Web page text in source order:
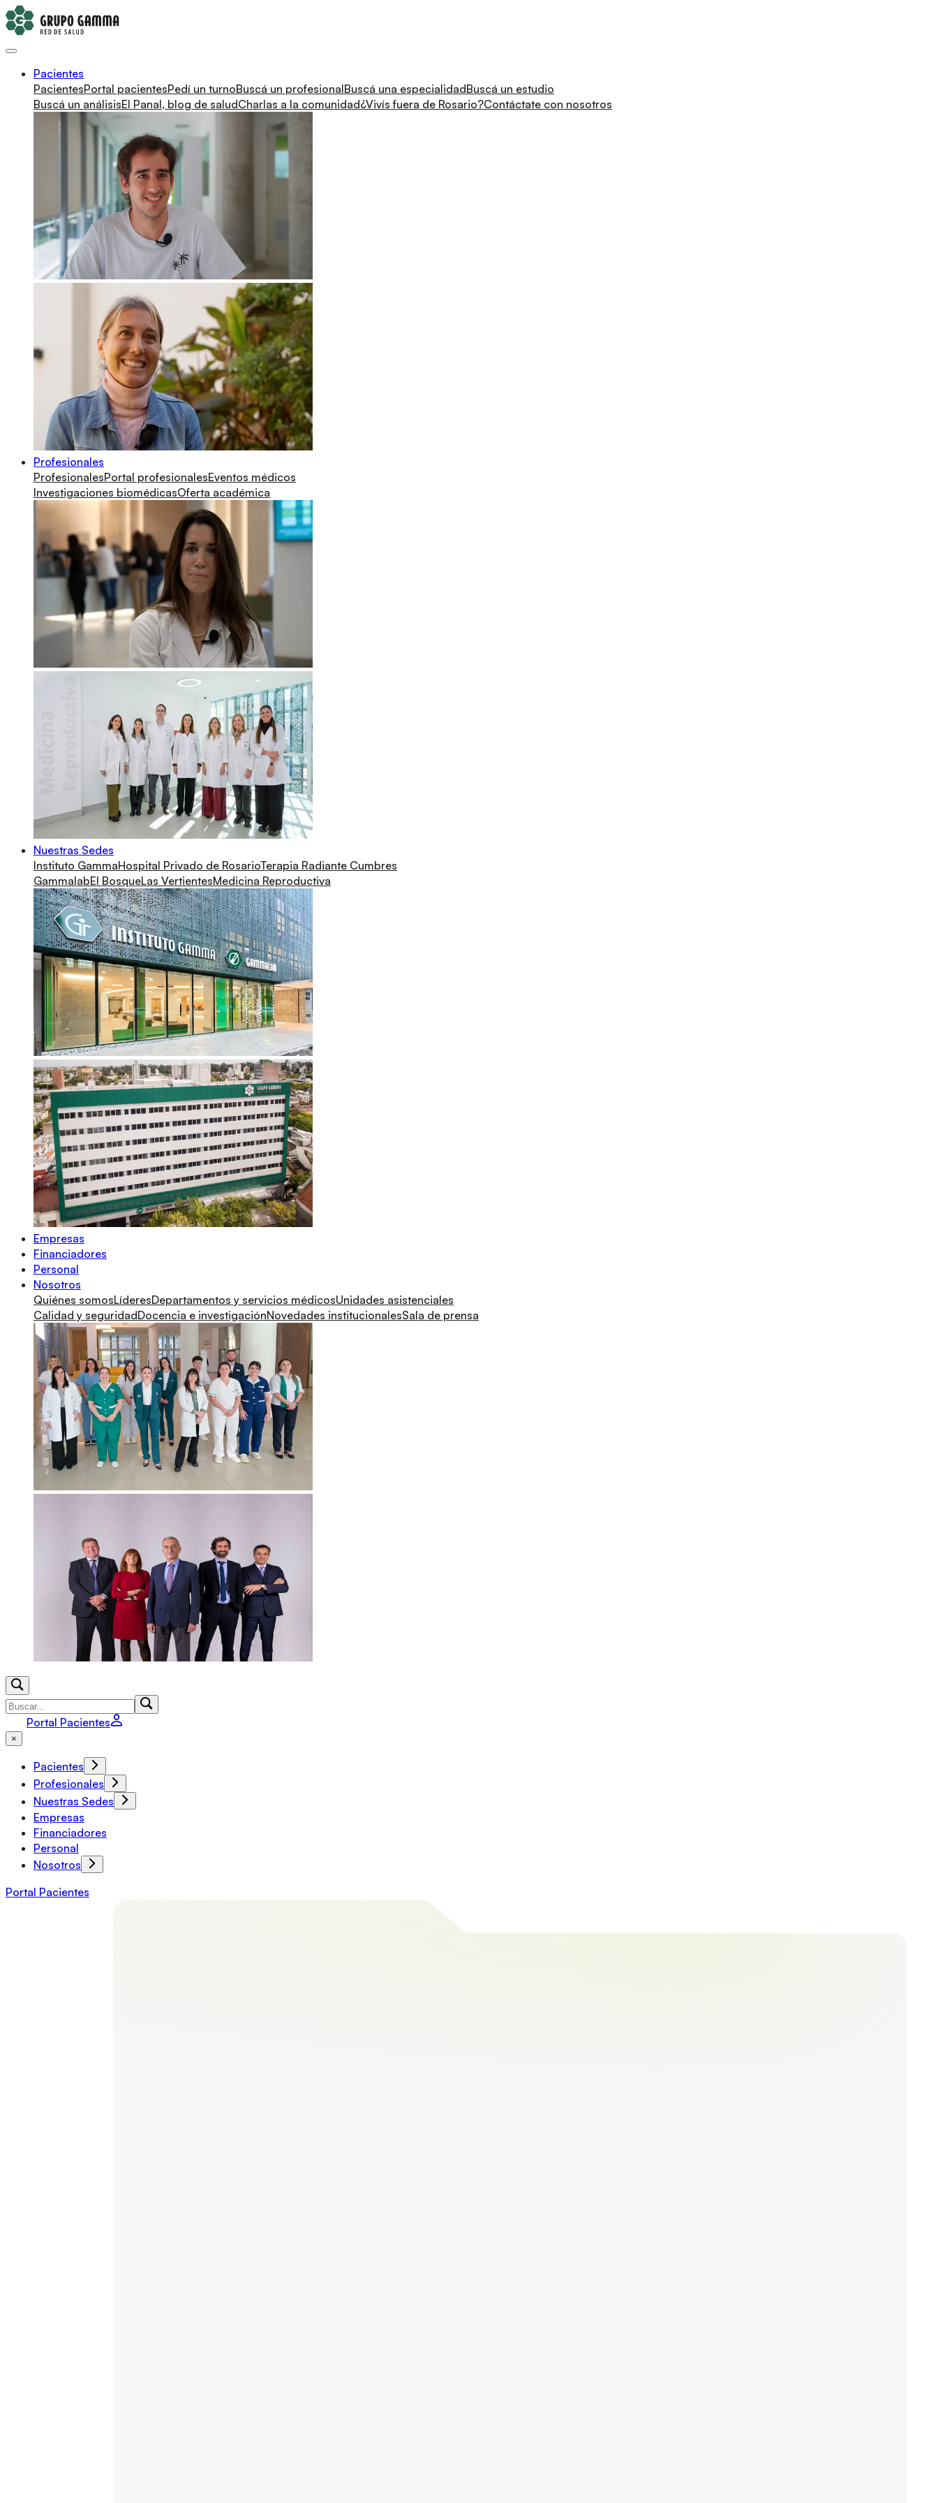
Pacientes
PacientesPortal pacientesPedí un turnoBuscá un profesionalBuscá una especialidadBuscá un estudio
Buscá un análisisEl Panal, blog de saludCharlas a la comunidad¿Vivís fuera de Rosario?Contáctate con nosotros
Profesionales
ProfesionalesPortal profesionalesEventos médicos
Investigaciones biomédicasOferta académica
Nuestras Sedes
Instituto GammaHospital Privado de RosarioTerapia Radiante Cumbres
GammalabEl BosqueLas VertientesMedicina Reproductiva
Empresas
Financiadores
Personal
Nosotros
Quiénes somosLíderesDepartamentos y servicios médicosUnidades asistenciales
Calidad y seguridadDocencia e investigaciónNovedades institucionalesSala de prensa
Portal Pacientes
×
Pacientes
Profesionales
Nuestras Sedes
Empresas
Financiadores
Personal
Nosotros
Portal Pacientes